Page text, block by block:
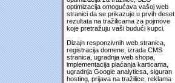
optimizacija omogućava vašoj web
stranici da se prikazuje u prvih deset
rezultata na tražilicama za pojmove
koje pretražuju vaši budući kupci.
Dizajn responzivnih web stranica,
registracija domene, izrada CMS
stranica, ugradnja web shopa,
implementacija plaćanja karticama,
ugradnja Google analyticsa, siguran
hosting, prijava na tražilice, reklama